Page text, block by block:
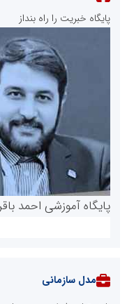
پایگاه خبریت را راه بنداز
پایگاه آموزشی احمد
مدل سازمانی